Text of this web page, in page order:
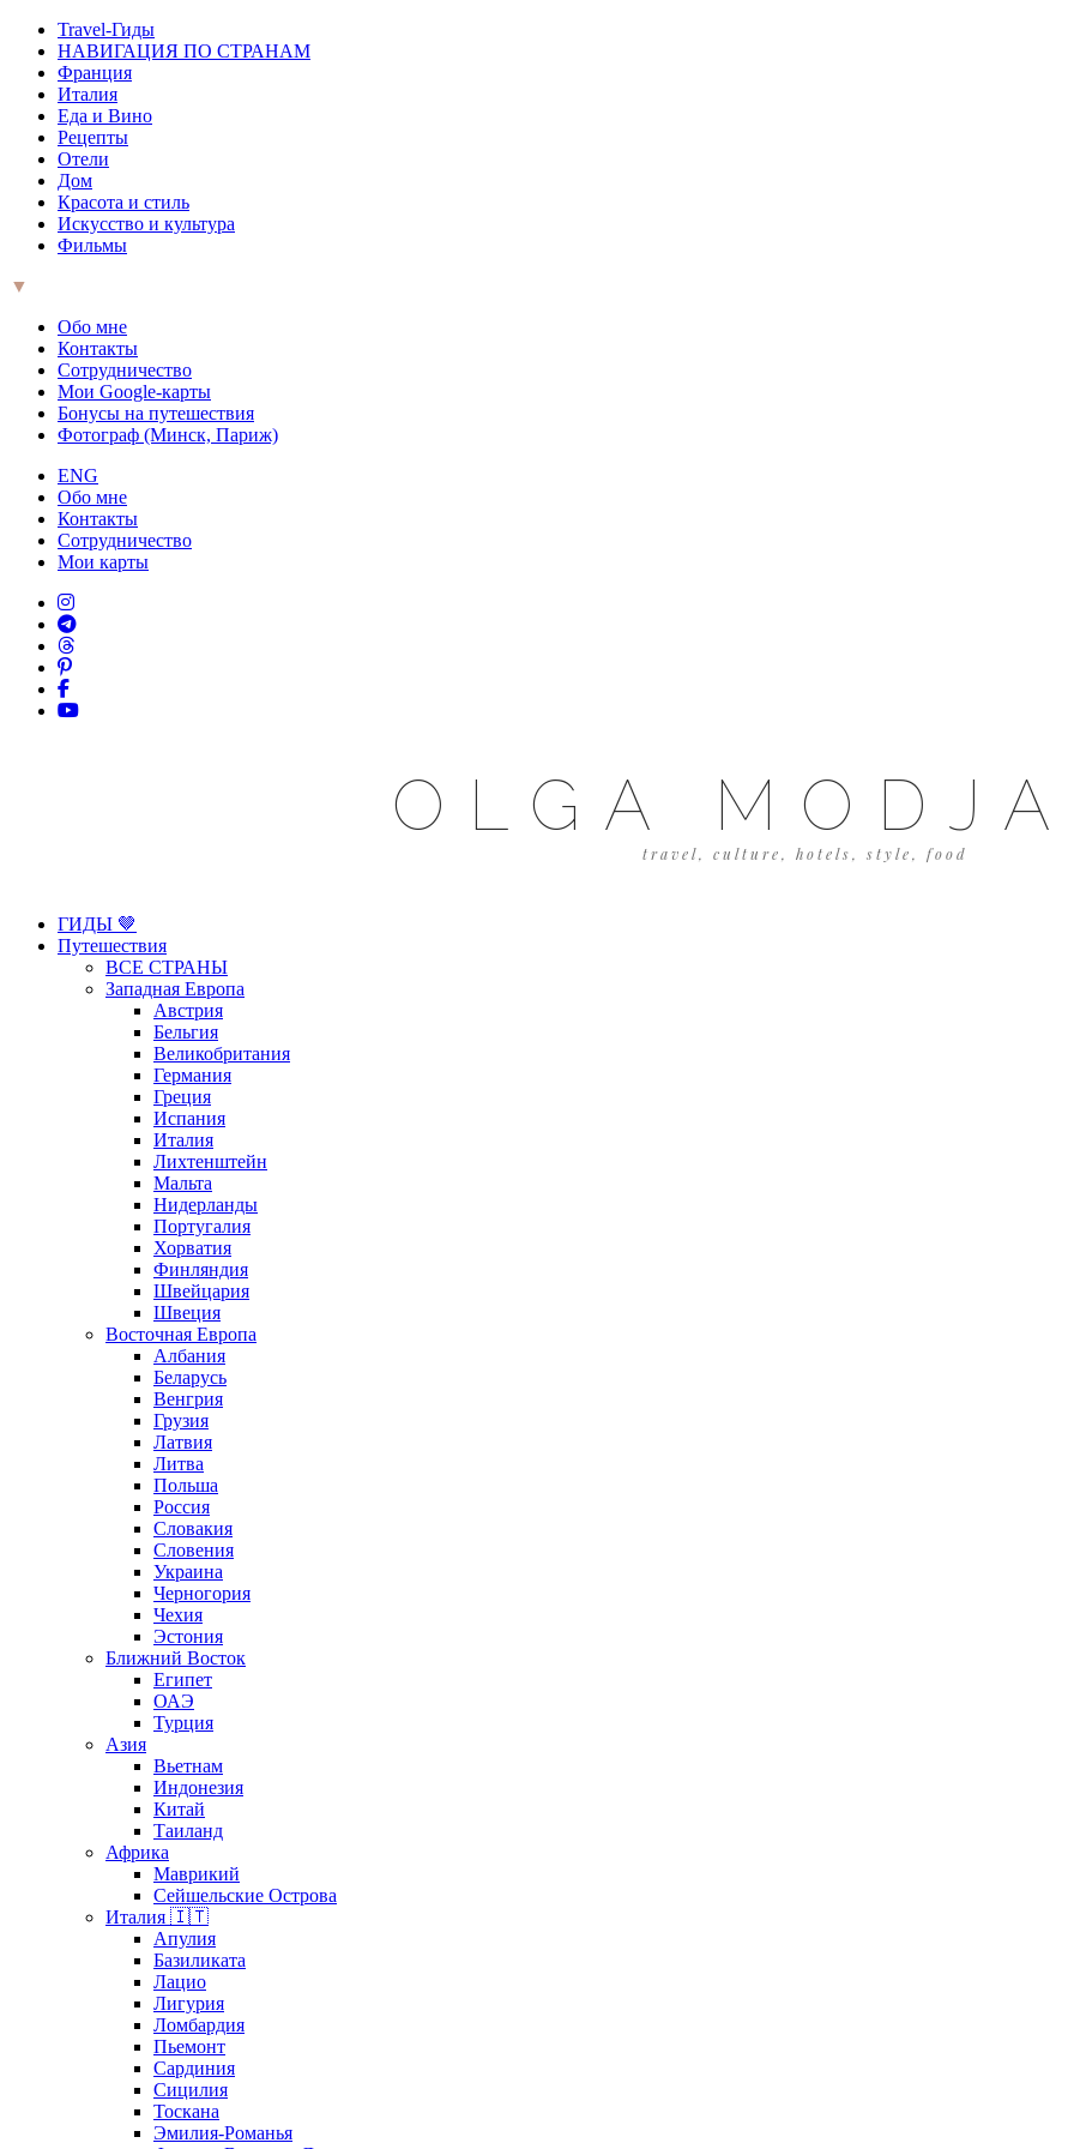
Travel-Гиды
НАВИГАЦИЯ ПО СТРАНАМ
Франция
Италия
Еда и Вино
Рецепты
Отели
Дом
Красота и стиль
Искусство и культура
Фильмы
▼
Обо мне
Контакты
Сотрудничество
Мои Google-карты
Бонусы на путешествия
Фотограф (Минск, Париж)
ENG
Обо мне
Контакты
Сотрудничество
Мои карты
OLGA
travel, culture, hotels, style, food
ГИДЫ 🤎
Путешествия
ВСЕ СТРАНЫ
Западная Европа
Австрия
Бельгия
Великобритания
Германия
Греция
Испания
Италия
Лихтенштейн
Мальта
Нидерланды
Португалия
Хорватия
Финляндия
Швейцария
Швеция
Восточная Европа
Албания
Беларусь
Венгрия
Грузия
Латвия
Литва
Польша
Россия
Словакия
Словения
Украина
Черногория
Чехия
Эстония
Ближний Восток
Египет
ОАЭ
Турция
Азия
Вьетнам
Индонезия
Китай
Таиланд
Африка
Маврикий
Сейшельские Острова
Италия 🇮🇹
Апулия
Базиликата
Лацио
Лигурия
Ломбардия
Пьемонт
Сардиния
Сицилия
Тоскана
Эмилия-Романья